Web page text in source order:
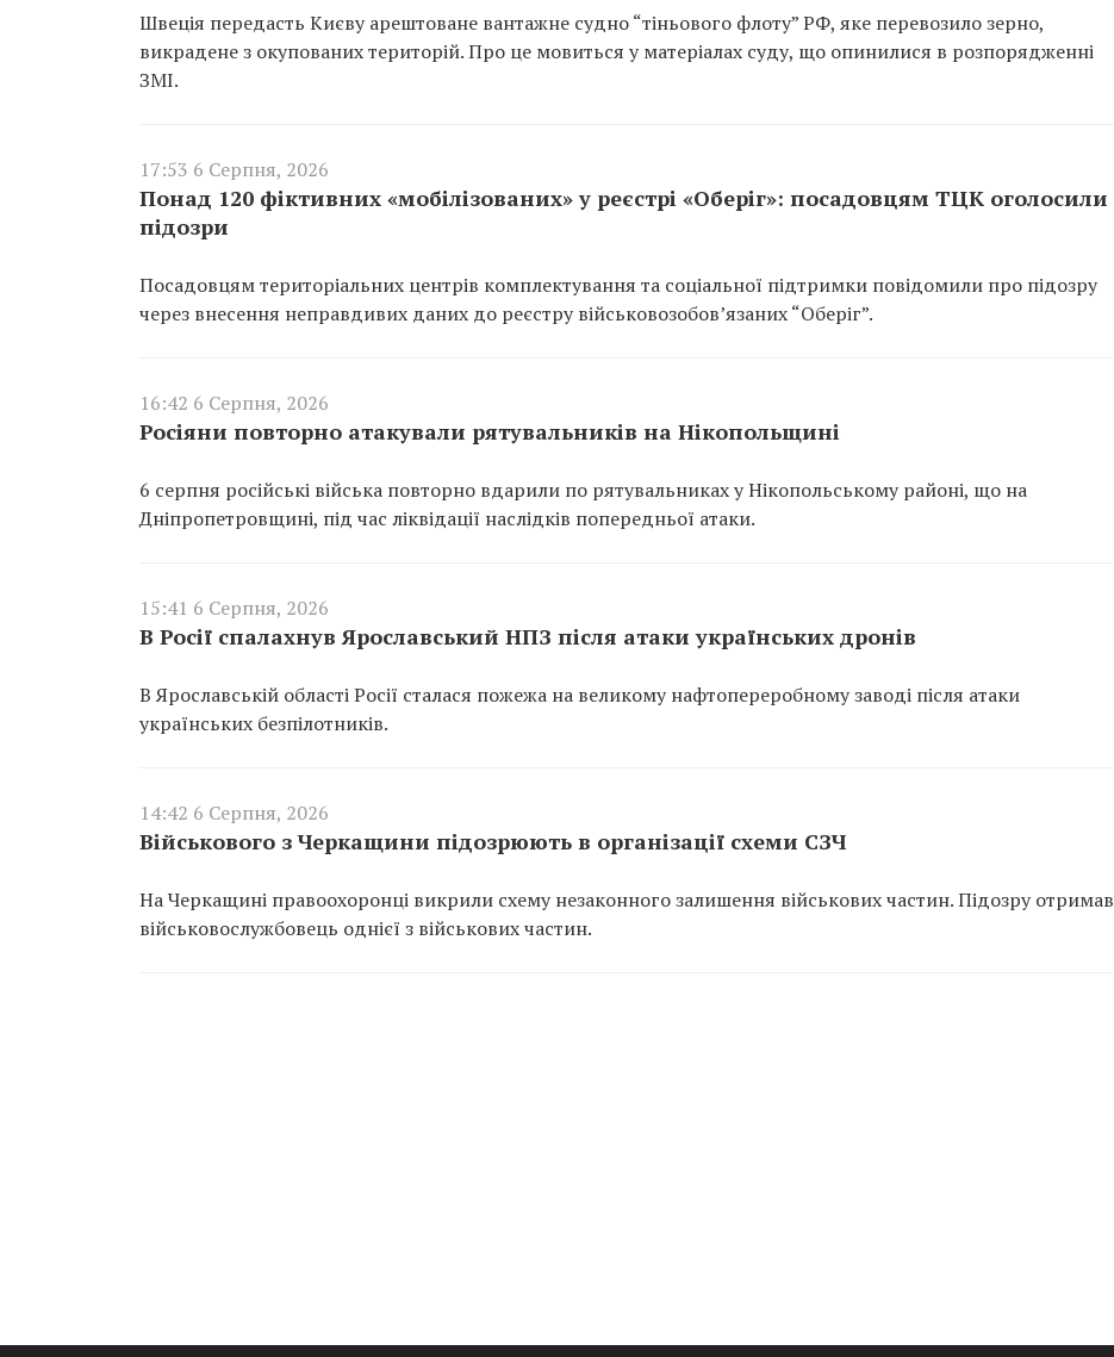
Швеція передасть Києву арештоване вантажне судно “тіньового флоту” РФ, яке перевозило зерно,
викрадене з окупованих територій. Про це мовиться у матеріалах суду, що опинилися в розпорядженні
ЗМІ.
17:53 6 Серпня, 2026
Понад 120 фіктивних «мобілізованих» у реєстрі «Оберіг»: посадовцям ТЦК оголосили
підозри
Посадовцям територіальних центрів комплектування та соціальної підтримки повідомили про підозру
через внесення неправдивих даних до реєстру військовозобов’язаних “Оберіг”.
16:42 6 Серпня, 2026
Росіяни повторно атакували рятувальників на Нікопольщині
6 серпня російські війська повторно вдарили по рятувальниках у Нікопольському районі, що на
Дніпропетровщині, під час ліквідації наслідків попередньої атаки.
15:41 6 Серпня, 2026
В Росії спалахнув Ярославський НПЗ після атаки українських дронів
В Ярославській області Росії сталася пожежа на великому нафтопереробному заводі після атаки
українських безпілотників.
14:42 6 Серпня, 2026
Військового з Черкащини підозрюють в організації схеми СЗЧ
На Черкащині правоохоронці викрили схему незаконного залишення військових частин. Підозру отримав
військовослужбовець однієї з військових частин.